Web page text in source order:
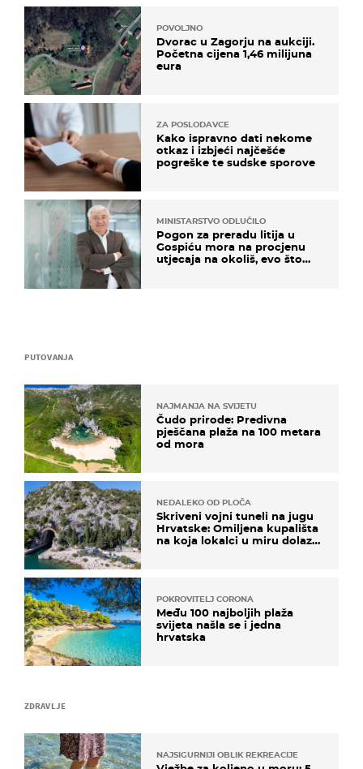
ZDRAVLJE
NAJSIGURNIJI OBLIK REKREACIJE
PUTOVANJA
NAJMANJA NA SVIJETU
Čudo prirode: Predivna
pješčana plaža na 100 metara
od mora
NEDALEKO OD PLOČA
Skriveni vojni tuneli na jugu
Hrvatske: Omiljena kupališta
na koja lokalci u miru dolaze
POKROVITELJ CORONA
Među 100 najboljih plaža
svijeta našla se i jedna
hrvatska
POVOLJNO
Dvorac u Zagorju na aukciji.
Početna cijena 1,46 milijuna
eura
ZA POSLODAVCE
Kako ispravno dati nekome
otkaz i izbjeći najčešće
pogreške te sudske sporove
MINISTARSTVO ODLUČILO
Pogon za preradu litija u
Gospiću mora na procjenu
utjecaja na okoliš, evo što